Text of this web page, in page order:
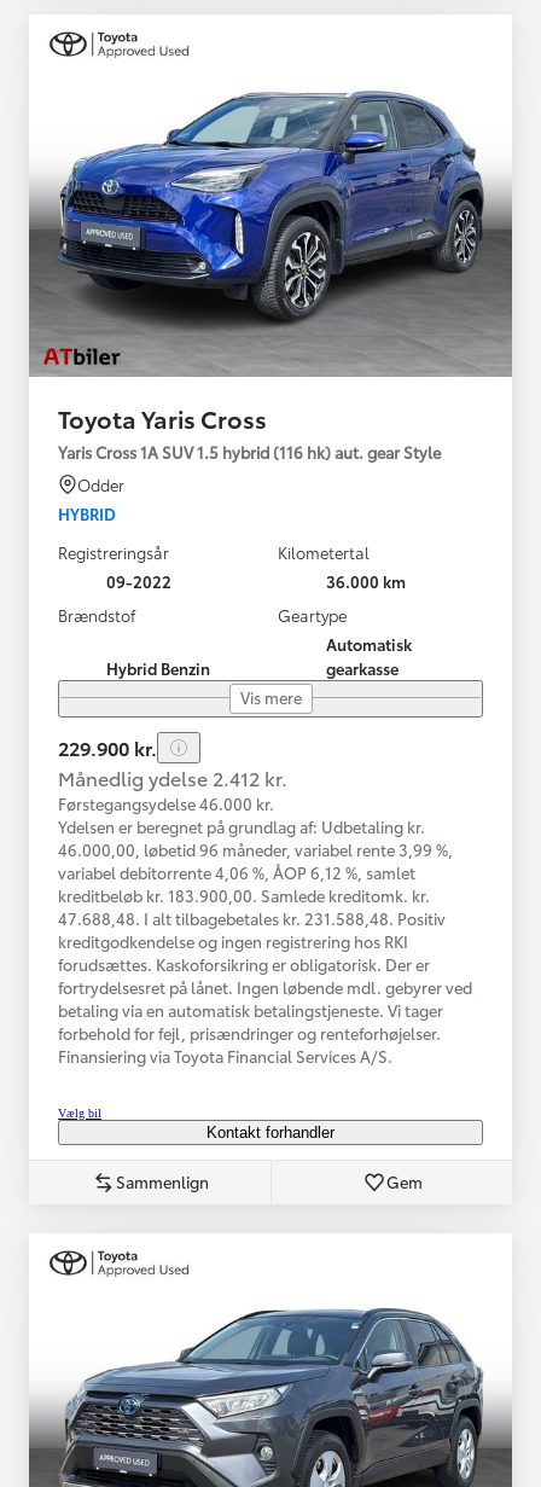
Toyota Yaris Cross
Yaris Cross 1A SUV 1.5 hybrid (116 hk) aut. gear Style
Odder
HYBRID
Registreringsår
09-2022
Kilometertal
36.000 km
Brændstof
Hybrid Benzin
Geartype
Automatisk
gearkasse
Vis mere
229.900 kr.
Månedlig ydelse 2.412 kr.
Førstegangsydelse 46.000 kr.
Ydelsen er beregnet på grundlag af: Udbetaling kr.
46.000,00, løbetid 96 måneder, variabel rente 3,99 %,
variabel debitorrente 4,06 %, ÅOP 6,12 %, samlet
kreditbeløb kr. 183.900,00. Samlede kreditomk. kr.
47.688,48. I alt tilbagebetales kr. 231.588,48. Positiv
kreditgodkendelse og ingen registrering hos RKI
forudsættes. Kaskoforsikring er obligatorisk. Der er
fortrydelsesret på lånet. Ingen løbende mdl. gebyrer ved
betaling via en automatisk betalingstjeneste. Vi tager
forbehold for fejl, prisændringer og renteforhøjelser.
Finansiering via Toyota Financial Services A/S.
Vælg bil
Kontakt forhandler
Sammenlign Gem